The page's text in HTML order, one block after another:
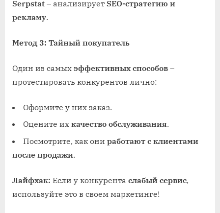
Serpstat – анализирует SEO-стратегию и
рекламу.
Метод 3: Тайный покупатель
Один из самых эффективных способов –
протестировать конкурентов лично:
Оформите у них заказ.
Оцените их качество обслуживания.
Посмотрите, как они работают с клиентами
после продажи.
Лайфхак: Если у конкурента слабый сервис,
используйте это в своем маркетинге!